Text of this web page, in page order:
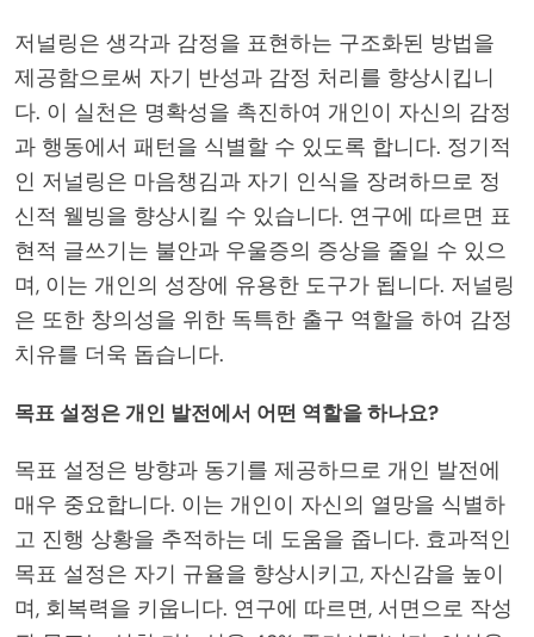
저널링은 생각과 감정을 표현하는 구조화된 방법을
제공함으로써 자기 반성과 감정 처리를 향상시킵니
다. 이 실천은 명확성을 촉진하여 개인이 자신의 감정
과 행동에서 패턴을 식별할 수 있도록 합니다. 정기적
인 저널링은 마음챙김과 자기 인식을 장려하므로 정
신적 웰빙을 향상시킬 수 있습니다. 연구에 따르면 표
현적 글쓰기는 불안과 우울증의 증상을 줄일 수 있으
며, 이는 개인의 성장에 유용한 도구가 됩니다. 저널링
은 또한 창의성을 위한 독특한 출구 역할을 하여 감정
치유를 더욱 돕습니다.
목표 설정은 개인 발전에서 어떤 역할을 하나요?
목표 설정은 방향과 동기를 제공하므로 개인 발전에
매우 중요합니다. 이는 개인이 자신의 열망을 식별하
고 진행 상황을 추적하는 데 도움을 줍니다. 효과적인
목표 설정은 자기 규율을 향상시키고, 자신감을 높이
며, 회복력을 키웁니다. 연구에 따르면, 서면으로 작성